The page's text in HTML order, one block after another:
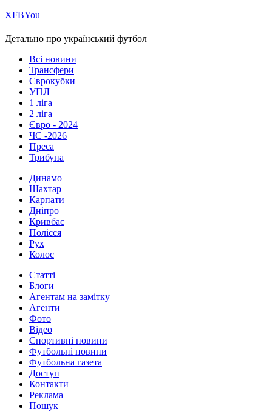
ХFBYou
Детально про український футбол
Всі новини
Трансфери
Єврокубки
УПЛ
1 ліга
2 ліга
Євро - 2024
ЧС -2026
Преса
Трибуна
Динамо
Шахтар
Карпати
Дніпро
Кривбас
Полісся
Рух
Колос
Статті
Блоги
Агентам на замітку
Агенти
Фото
Відео
Спортивні новини
Футбольні новини
Футбольна газета
Доступ
Контакти
Реклама
Пошук